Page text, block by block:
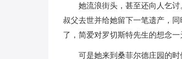
她流浪街头，甚至还向人乞
叔父去世并给她留下一笔遗产，
了，简爱对罗切斯特先生的想念
可是她来到桑菲尔德庄园的